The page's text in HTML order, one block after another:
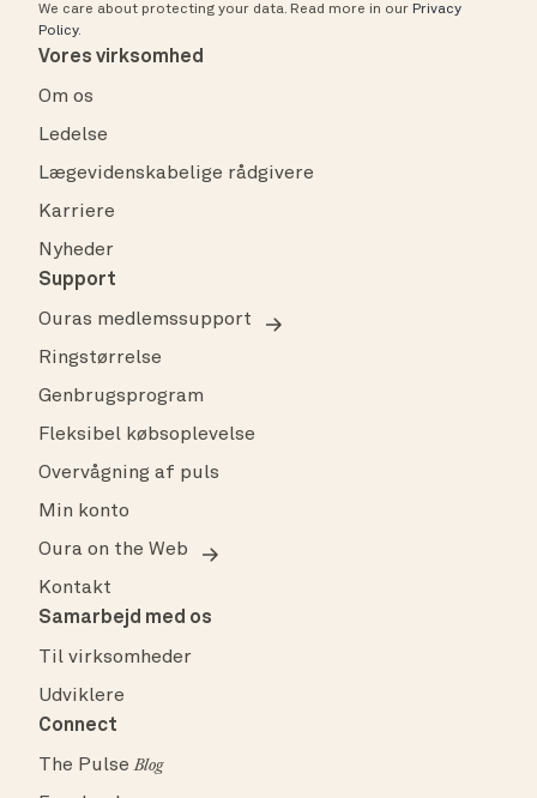
We care about protecting your data. Read more in our Privacy
Policy.
Vores virksomhed
Om os
Ledelse
Lægevidenskabelige rådgivere
Karriere
Nyheder
Support
Ouras medlemssupport
Ringstørrelse
Genbrugsprogram
Fleksibel købsoplevelse
Overvågning af puls
Min konto
Oura on the Web
Kontakt
Samarbejd med os
Til virksomheder
Udviklere
Connect
The PulseBlog